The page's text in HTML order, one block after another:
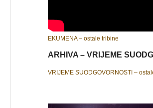
EKUMENA – ostale tribine
ARHIVA – VRIJEME
VRIJEME SUODGOVORNOSTI –